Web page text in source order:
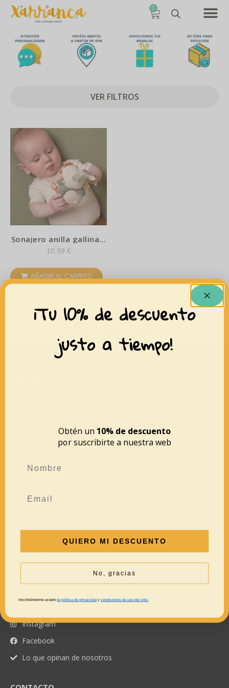
0
VER FILTROS
Sonajero anilla gallina –
Little Dutch
10,99 €
AÑADIR AL CARRITO
MÁS INFORMACIÓN
Devoluciones y reembolsos
REDES SOCIALES
Instagram
Facebook
Lo que opinan de nosotros
¡Tu 10% de descuento
justo a tiempo!
Obtén un 10% de descuento
por suscribirte a nuestra web
QUIERO MI DESCUENTO
No, gracias
Inscribiéndome acepto la política de privacidad ycondiciones de uso del sitio.